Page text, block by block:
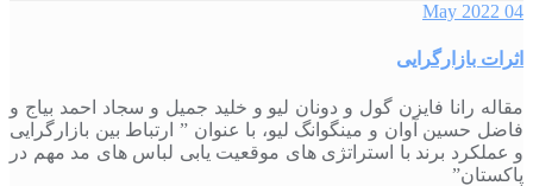
04 May 2022
اثرات بازارگرایی
مقاله رانا فایزن گول و دونان لیو و خلید جمیل و سجاد احمد بیاج و
فاضل حسین آوان و مینگوانگ لیو، با عنوان ” ارتباط بین بازارگرایی
و عملکرد برند با استراتژی های موقعیت یابی لباس های مد مهم در
پاکستان”